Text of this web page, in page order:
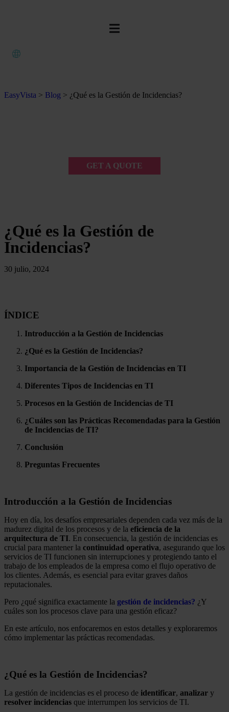
EasyVista > Blog > ¿Qué es la Gestión de Incidencias?
GET A QUOTE
¿Qué es la Gestión de
Incidencias?
30 julio, 2024
ÍNDICE
Introducción a la Gestión de Incidencias
¿Qué es la Gestión de Incidencias?
Importancia de la Gestión de Incidencias en TI
Diferentes Tipos de Incidencias en TI
Procesos en la Gestión de Incidencias de TI
¿Cuáles son las Prácticas Recomendadas para la Gestión
de Incidencias de TI?
Conclusión
Preguntas Frecuentes
Introducción a la Gestión de Incidencias
Hoy en día, los desafíos empresariales dependen cada vez más de la
madurez digital de los procesos y de la eficiencia de la
arquitectura de TI. En consecuencia, la gestión de incidencias es
crucial para mantener la continuidad operativa, asegurando que los
servicios de TI funcionen sin interrupciones y protegiendo tanto el
trabajo de los empleados de la empresa como el flujo operativo de
los clientes. Además, es esencial para evitar graves daños
reputacionales.
Pero ¿qué significa exactamente la gestión de incidencias? ¿Y
cuáles son los procesos clave para una gestión eficaz?
En este artículo, nos enfocaremos en estos detalles y exploraremos
cómo implementar las prácticas recomendadas.
¿Qué es la Gestión de Incidencias?
La gestión de incidencias es el proceso de identificar, analizar y
resolver incidencias que interrumpen los servicios de TI.